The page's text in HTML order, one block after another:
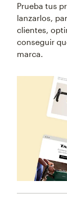
Prueba tus
lanzarlos,
clientes,
conseguir
marca.